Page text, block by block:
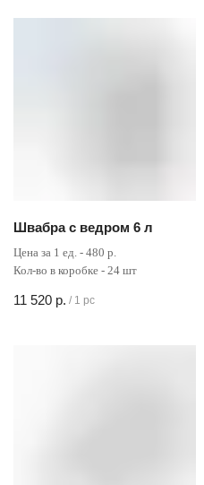
Швабра с ведром 6 л
Цена за 1 ед. - 480 р.
Кол-во в коробке - 24 шт
11 520 р. / 1 pc